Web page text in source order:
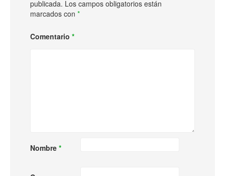
publicada. Los campos obligatorios están
marcados con *
Comentario *
Nombre *